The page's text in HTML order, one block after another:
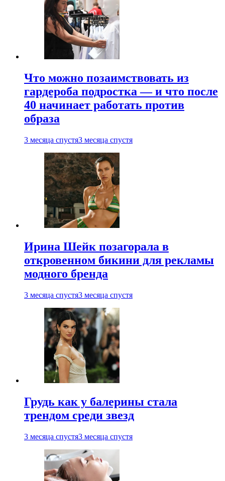
Что можно позаимствовать из
гардероба подростка — и что после
40 начинает работать против
образа
3 месяца спустя3 месяца спустя
Ирина Шейк позагорала в
откровенном бикини для рекламы
модного бренда
3 месяца спустя3 месяца спустя
Грудь как у балерины стала
трендом среди звезд
3 месяца спустя3 месяца спустя